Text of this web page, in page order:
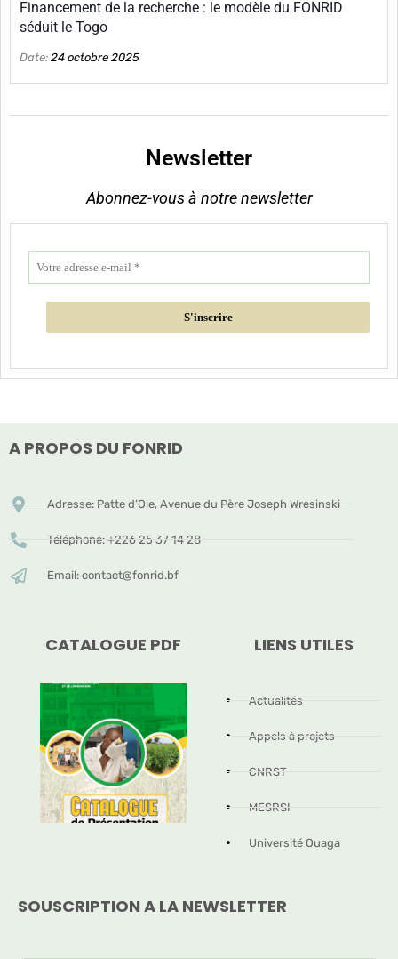
Financement de la recherche : le modèle du FONRID
séduit le Togo
Date: 24 octobre 2025
Newsletter
Abonnez-vous à notre newsletter
A PROPOS DU FONRID
Adresse: Patte d’Oie, Avenue du Père Joseph Wresinski
Téléphone: +226 25 37 14 28
Email: contact@fonrid.bf
CATALOGUE PDF LIENS UTILES
Actualités
Appels à projets
CNRST
MESRSI
Université Ouaga
SOUSCRIPTION A LA NEWSLETTER